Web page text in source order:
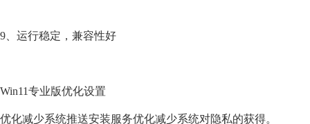
9、运行稳定，兼容性好
Win11专业版优化设置
优化减少系统推送安装服务优化减少系统对隐私的获得。